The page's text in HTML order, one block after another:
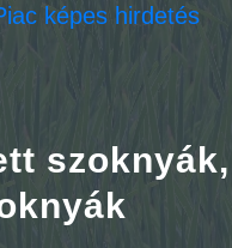
szoknyák,